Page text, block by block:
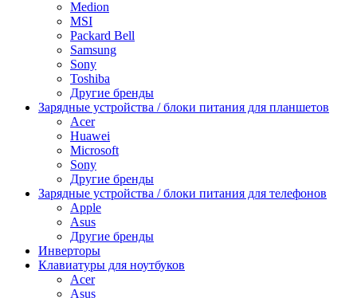
Medion
MSI
Packard Bell
Samsung
Sony
Toshiba
Другие бренды
Зарядные устройства / блоки питания для планшетов
Acer
Huawei
Microsoft
Sony
Другие бренды
Зарядные устройства / блоки питания для телефонов
Apple
Asus
Другие бренды
Инверторы
Клавиатуры для ноутбуков
Acer
Asus